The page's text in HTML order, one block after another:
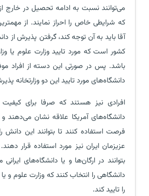
می‌توانند نسبت به ادامه تحصیل در خارج
که شرایطی خاص را احراز نمایند. از
آقا باید به آن توجه کند، گرفتن پذیرش از
کشور است که مورد تایید وزارت علوم یا
باشد. پس در صورتی این دسته از افراد
دانشگاه‌های مورد تایید این دو وزارتخانه
افرادی نیز هستند که صرفا برای کیفیت
دانشگاه‌های آمریکا علاقه نشان می‌دهند
فرصت استفاده کنند تا بتوانند این دانش
عزیزمان ایران نیز مورد استفاده قرار
بتوانند در ارگان‌ها و یا دانشگاه‌های
دانشگاهی را انتخاب کنند که وزارت علوم و
را تایید کند.